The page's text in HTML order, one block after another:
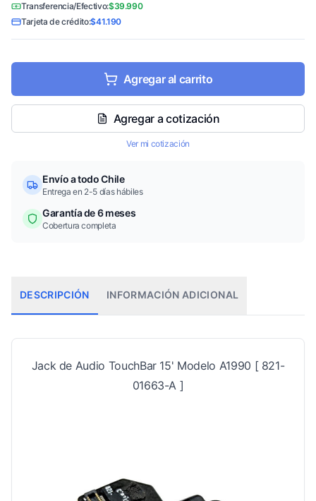
Transferencia/Efectivo:$39.990
Tarjeta de crédito:$41.190
Agregar al carrito
Agregar a cotización
Ver mi cotización
Envío a todo Chile
Entrega en 2-5 días hábiles
Garantía de 6 meses
Cobertura completa
DESCRIPCIÓN INFORMACIÓN ADICIONAL
Jack de Audio TouchBar 15' Modelo A1990 [ 821-
01663-A ]